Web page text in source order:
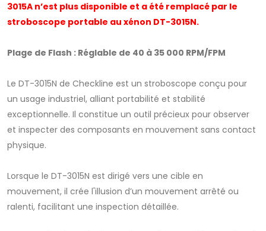
3015A n’est plus disponible et a été remplacé par le
stroboscope portable au xénon DT-3015N.
Plage de Flash : Réglable de 40 à 35 000 RPM/FPM
Le DT-3015N de Checkline est un stroboscope conçu pour
un usage industriel, alliant portabilité et stabilité
exceptionnelle. Il constitue un outil précieux pour observer
et inspecter des composants en mouvement sans contact
physique.
Lorsque le DT-3015N est dirigé vers une cible en
mouvement, il crée l'illusion d’un mouvement arrêté ou
ralenti, facilitant une inspection détaillée.